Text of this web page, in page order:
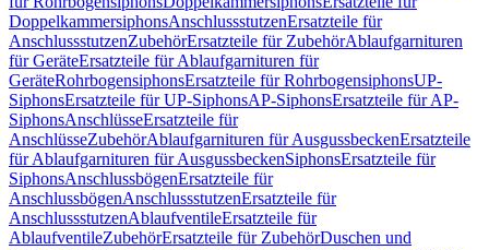
DoppelkammersiphonsAnschlussstutzenErsatzteile für
AnschlussstutzenZubehörErsatzteile für ZubehörAblaufgarnituren
für GeräteErsatzteile für Ablaufgarnituren für
GeräteRohrbogensiphonsErsatzteile für RohrbogensiphonsUP-
SiphonsErsatzteile für UP-SiphonsAP-SiphonsErsatzteile für AP-
SiphonsAnschlüsseErsatzteile für
AnschlüsseZubehörAblaufgarnituren für AusgussbeckenErsatzteile
für Ablaufgarnituren für AusgussbeckenSiphonsErsatzteile für
SiphonsAnschlussbögenErsatzteile für
AnschlussbögenAnschlussstutzenErsatzteile für
AnschlussstutzenAblaufventileErsatzteile für
AblaufventileZubehörErsatzteile für ZubehörDuschen und